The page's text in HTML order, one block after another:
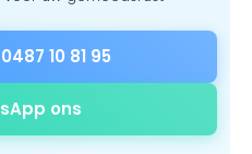
0487 10 81 95
ons